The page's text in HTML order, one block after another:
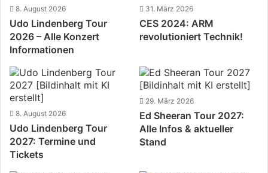
8. August 2026
Udo Lindenberg Tour
2026 – Alle Konzert
Informationen
31. März 2026
CES 2024: ARM
revolutioniert Technik!
8. August 2026
Udo Lindenberg Tour
2027: Termine und
Tickets
29. März 2026
Ed Sheeran Tour 2027:
Alle Infos & aktueller
Stand